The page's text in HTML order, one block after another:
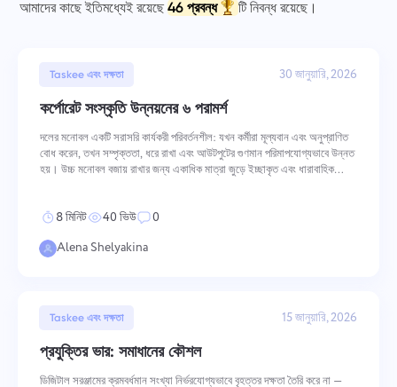
日本語
Deutsch
हिन्दी
আমাদের কাছে ইতিমধ্যেই রয়েছে 46 প্রবন্ধ টি নিবন্ধ রয়েছে।
Taskee এবং দক্ষতা 30 জানুয়ারি, 2026
কর্পোরেট সংস্কৃতি উন্নয়নের ৬ পরামর্শ
দলের মনোবল একটি সরাসরি কার্যকরী পরিবর্তনশীল: যখন কর্মীরা মূল্যবান এবং অনুপ্রাণিত
বোধ করেন, তখন সম্পৃক্ততা, ধরে রাখা এবং আউটপুটের গুণমান পরিমাপযোগ্যভাবে উন্নত
হয়। উচ্চ মনোবল বজায় রাখার জন্য একাধিক মাত্রা জুড়ে ইচ্ছাকৃত এবং ধারাবাহিক
8 মিনিট 40 ভিউ
0
Alena Shelyakina
Taskee এবং দক্ষতা 15 জানুয়ারি, 2026
প্রযুক্তির ভার: সমাধানের কৌশল
ডিজিটাল সরঞ্জামের ক্রমবর্ধমান সংখ্যা নির্ভরযোগ্যভাবে বৃহত্তর দক্ষতা তৈরি করে না —
ট্র্যাকিং সময়
কাজের সময় ট্র্যাক করুন, সহকর্মীদের নিরীক্ষণ করুন এবং সময় ম্যানুয়ালি যোগ করুন
একটি কাজ তৈরি করুন, সহকর্মীদের সাথে কাজ করুন এবং এটি শেষ হলে বন্ধ করুন
কানবান বোর্ড